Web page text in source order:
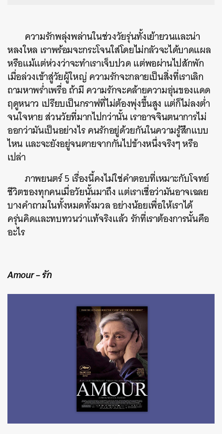
ความรักพลุ่งพล่านในช่วงวัยรุ่นทั้งเย้ายวนและน่า
หลงใหล เราพร้อมจะกระโจนใส่โดยไม่กลัวจะได้บาดแผล
หรือแม้แต่ห่วงว่าจะทำเราเจ็บปวด แต่พอผ่านไปสักพัก
เมื่อล่วงเข้าสู่วัยผู้ใหญ่ ความรักจะกลายเป็นสิ่งที่เราเลิก
ถามหาพร่ำเพรื่อ ถ้ามี ความรักจะคล้ายความอุ่นของแดด
ฤดูหนาว เปรียบเป็นกราฟที่ไม่ต้องพุ่งขึ้นสูง แต่ก็ไม่ลงต่ำ
จนใจหาย ส่วนวัยที่มากไปกว่านั้น เราอาจจินตนาการไม่
ออกว่ามันเป็นอย่างไร คนรักอยู่ด้วยกันในความรู้สึกแบบ
ไหน และจะยังอยู่จนตายจากกันไปข้างหนึ่งจริงๆ หรือ
เปล่า
ภาพยนตร์ 5 เรื่องนี้คงไม่ใช่คำตอบที่เหมาะกับโจทย์
ชีวิตของทุกคนเมื่อวัยนั้นมาถึง แต่เราเชื่อว่ามันอาจเฉลย
บางคำถามในทั้งหมดทั้งมวล อย่างน้อยเพื่อให้เราได้
ครุ่นคิดและทบทวนว่าแท้จริงแล้ว รักที่เราต้องการนั้นคือ
อะไร
Amour – รัก